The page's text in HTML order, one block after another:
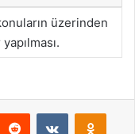
üzerinden
Reddit VKontakte